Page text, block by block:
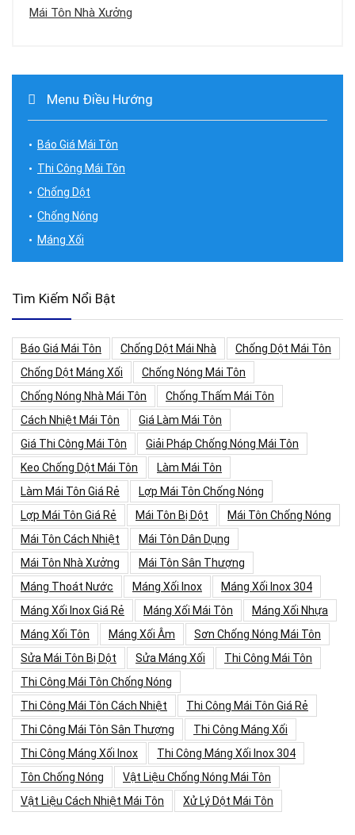
Mái Tôn Nhà Xưởng
Menu Điều Hướng
Báo Giá Mái Tôn
Thi Công Mái Tôn
Chống Dột
Chống Nóng
Máng Xối
Tìm Kiếm Nổi Bật
Báo Giá Mái Tôn Chống Dột Mái Nhà
Chống Dột Mái Tôn
Chống Dột Máng Xối
Chống Nóng Mái Tôn
Chống Nóng Nhà Mái Tôn
Chống Thấm Mái Tôn
Cách Nhiệt Mái Tôn
Giá Làm Mái Tôn
Giá Thi Công Mái Tôn
Giải Pháp Chống Nóng Mái Tôn
Keo Chống Dột Mái Tôn
Làm Mái Tôn
Làm Mái Tôn Giá Rẻ
Lợp Mái Tôn Chống Nóng
Lợp Mái Tôn Giá Rẻ
Mái Tôn Bị Dột
Mái Tôn Chống Nóng
Mái Tôn Cách Nhiệt
Mái Tôn Dân Dụng
Mái Tôn Nhà Xưởng
Mái Tôn Sân Thượng
Máng Thoát Nước
Máng Xối Inox
Máng Xối Inox 304
Máng Xối Inox Giá Rẻ
Máng Xối Mái Tôn
Máng Xối Nhựa
Máng Xối Tôn
Máng Xối Âm
Sơn Chống Nóng Mái Tôn
Sửa Mái Tôn Bị Dột
Sửa Máng Xối
Thi Công Mái Tôn
Thi Công Mái Tôn Chống Nóng
Thi Công Mái Tôn Cách Nhiệt
Thi Công Mái Tôn Giá Rẻ
Thi Công Mái Tôn Sân Thượng
Thi Công Máng Xối
Thi Công Máng Xối Inox
Thi Công Máng Xối Inox 304
Tôn Chống Nóng
Vật Liệu Chống Nóng Mái Tôn
Vật Liệu Cách Nhiệt Mái Tôn
Xử Lý Dột Mái Tôn